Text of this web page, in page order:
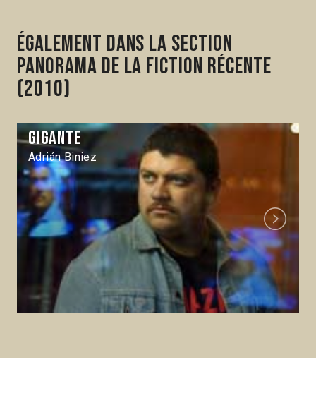
Également dans la section
Panorama de la fiction récente
(2010)
Gigante
Adrián Biniez
Next